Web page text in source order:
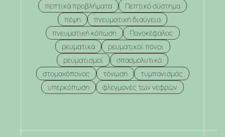
πεπτικά προβλήματα
Πεπτικό σύστημα
πέψη
πνευματική διαύγεια
πνευματική κόπωση
Πονοκέφαλος
ρευματικά
ρευματικοί πόνοι
ρευματισμοί
σπασμολυτικό
στομαχόπονος
τόνωση
τυμπανισμός
υπερκόπωση
φλεγμονές των νεφρών